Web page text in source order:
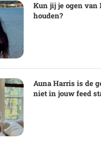
Kun jij je ogen van
houden?
Auna Harris is de
niet in jouw feed